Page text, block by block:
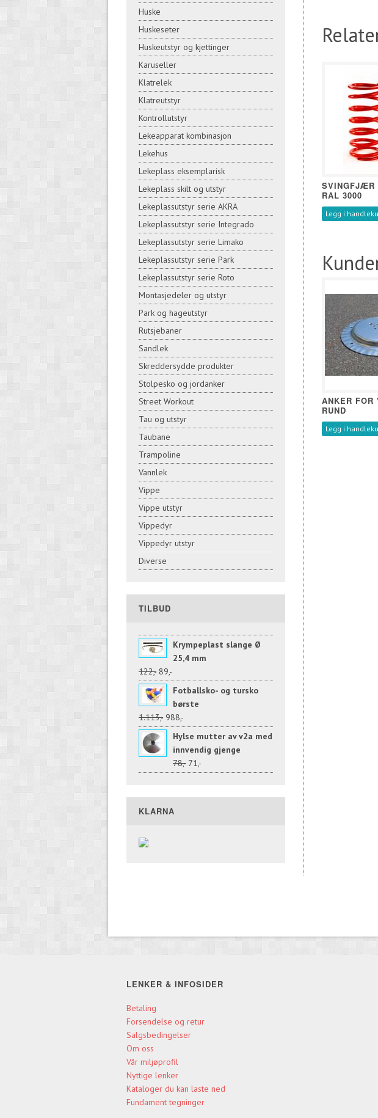
SVINGFJÆR
RAL 3000
Legg i
ANKER FOR
RUND
Legg i
Huske
Huskeseter
Huskeutstyr og kjettinger
Karuseller
Klatrelek
Klatreutstyr
Kontrollutstyr
Lekeapparat kombinasjon
Lekehus
Lekeplass eksemplarisk
Lekeplass skilt og utstyr
Lekeplassutstyr serie AKRA
Lekeplassutstyr serie Integrado
Lekeplassutstyr serie Limako
Lekeplassutstyr serie Park
Lekeplassutstyr serie Roto
Montasjedeler og utstyr
Park og hageutstyr
Rutsjebaner
Sandlek
Skreddersydde produkter
Stolpesko og jordanker
Street Workout
Tau og utstyr
Taubane
Trampoline
Vannlek
Vippe
Vippe utstyr
Vippedyr
Vippedyr utstyr
Diverse
TILBUD
Krympeplast slange Ø
25,4 mm
122,- 89,-
Fotballsko- og tursko
børste
1.113,- 988,-
Hylse mutter av v2a med
innvendig gjenge
78,- 71,-
KLARNA
LENKER & INFOSIDER
Betaling
Forsendelse og retur
Salgsbedingelser
Om oss
Vår miljøprofil
Nyttige lenker
Kataloger du kan laste ned
Fundament tegninger